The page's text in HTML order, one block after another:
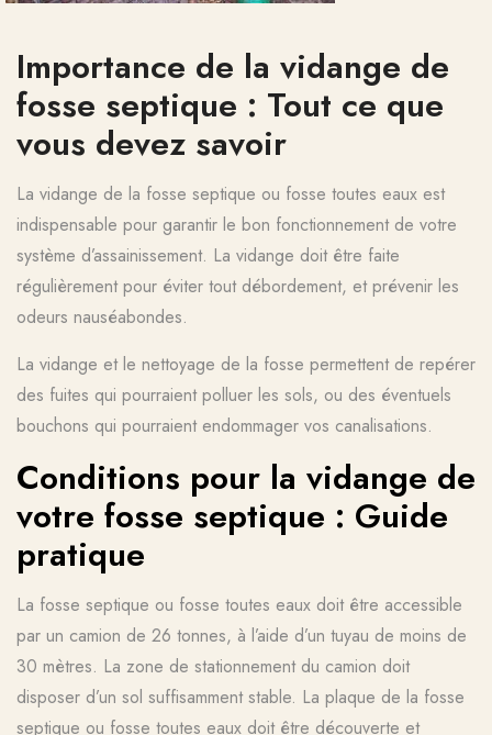
Importance de la vidange de
fosse septique : Tout ce que
vous devez savoir
La vidange de la fosse septique ou fosse toutes eaux est
indispensable pour garantir le bon fonctionnement de votre
système d’assainissement. La vidange doit être faite
régulièrement pour éviter tout débordement, et prévenir les
odeurs nauséabondes.
La vidange et le nettoyage de la fosse permettent de repérer
des fuites qui pourraient polluer les sols, ou des éventuels
bouchons qui pourraient endommager vos canalisations.
Conditions pour la vidange de
votre fosse septique : Guide
pratique
La fosse septique ou fosse toutes eaux doit être accessible
par un camion de 26 tonnes, à l’aide d’un tuyau de moins de
30 mètres. La zone de stationnement du camion doit
disposer d’un sol suffisamment stable. La plaque de la fosse
septique ou fosse toutes eaux doit être découverte et